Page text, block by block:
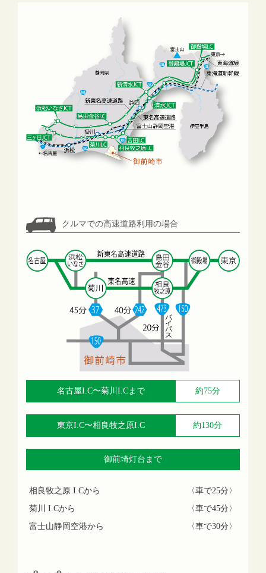
クルマでの高速道路利用の場合
名古屋I.C〜菊川I.Cまで 約75分
東京I.C〜相良牧之原I.C 約130分
御前埼灯台まで
相良牧之原 I.Cから
〈車で25分〉
菊川 I.Cから
〈車で45分〉
富士山静岡空港から
〈車で30分〉